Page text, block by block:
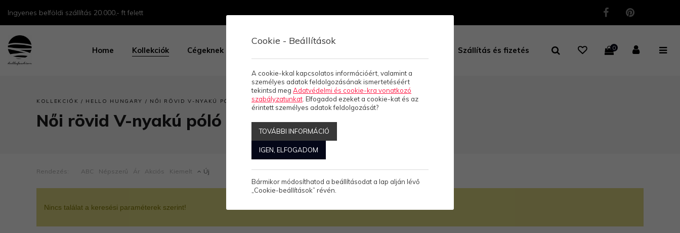
Ingyenes belföldi szállítás 20.000,- ft felett
Home Kollekciók Cégeknek Szállítás és fizetés 0
KOLLEKCIÓK / HELLO HUNGARY / NŐI RÖVID V-NYAKÚ PÓLÓ
Női rövid V-nyakú póló
Rendezés: ABC Népszerű Ár Akciós Kiemelt Új Megjelenítve: 1-24 Összesen: 0 Termék
Nincs találat a keresési paraméterek szerint!
Cookie - Beállítások
A cookie-kkal kapcsolatos információért, valamint a
személyes adatok feldolgozásának ismertetéséért
tekintsd meg Adatvédelmi és cookie-kra vonatkozó
szabályzatunkat . Elfogadod ezeket a cookie-kat és az
érintett személyes adatok feldolgozását?
TOVÁBBI INFORMÁCIÓ
IGEN, ELFOGADOM
Bármikor módosíthatod a beállításodat a lap alján lévő
„Cookie-beállítások” révén.